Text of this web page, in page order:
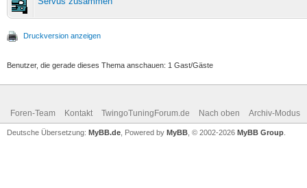
Druckversion anzeigen
Benutzer, die gerade dieses Thema anschauen: 1 Gast/Gäste
Foren-Team Kontakt TwingoTuningForum.de Nach oben Archiv-Modus
Deutsche Übersetzung: MyBB.de , Powered by MyBB , © 2002-2026 MyBB Group